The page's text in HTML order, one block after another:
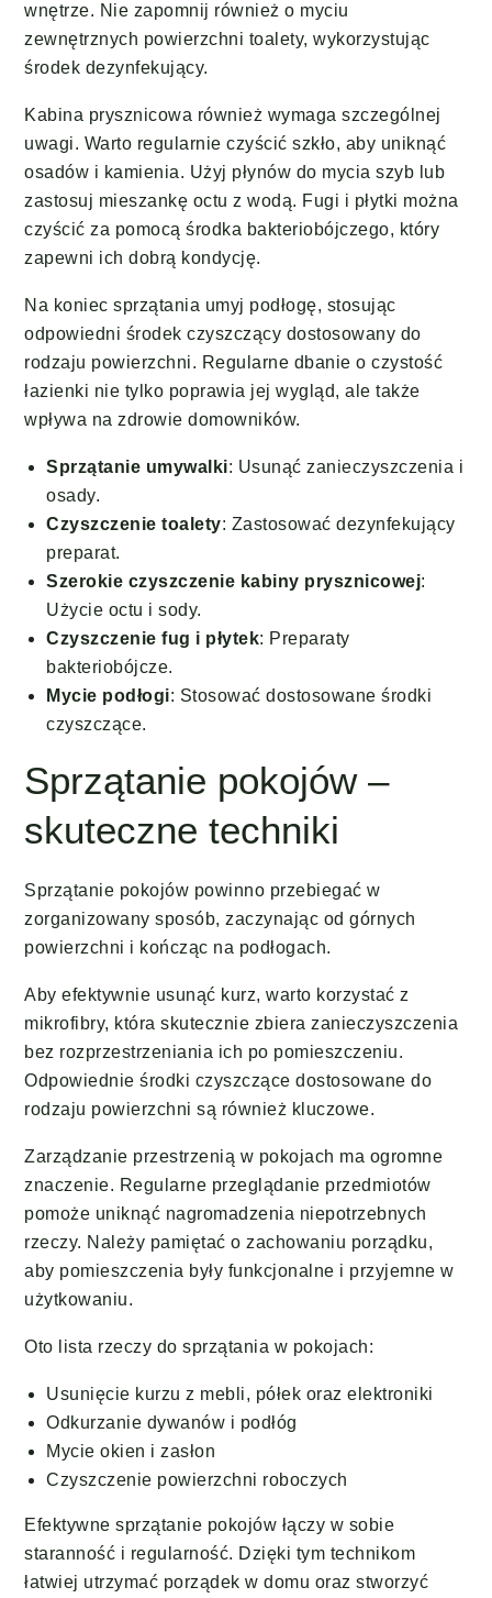
wnętrze. Nie zapomnij również o myciu
zewnętrznych powierzchni toalety, wykorzystując
środek dezynfekujący.
Kabina prysznicowa również wymaga szczególnej
uwagi. Warto regularnie czyścić szkło, aby uniknąć
osadów i kamienia. Użyj płynów do mycia szyb lub
zastosuj mieszankę octu z wodą. Fugi i płytki można
czyścić za pomocą środka bakteriobójczego, który
zapewni ich dobrą kondycję.
Na koniec sprzątania umyj podłogę, stosując
odpowiedni środek czyszczący dostosowany do
rodzaju powierzchni. Regularne dbanie o czystość
łazienki nie tylko poprawia jej wygląd, ale także
wpływa na zdrowie domowników.
Sprzątanie umywalki: Usunąć zanieczyszczenia i
osady.
Czyszczenie toalety: Zastosować dezynfekujący
preparat.
Szerokie czyszczenie kabiny prysznicowej:
Użycie octu i sody.
Czyszczenie fug i płytek: Preparaty
bakteriobójcze.
Mycie podłogi: Stosować dostosowane środki
czyszczące.
Sprzątanie pokojów –
skuteczne techniki
Sprzątanie pokojów powinno przebiegać w
zorganizowany sposób, zaczynając od górnych
powierzchni i kończąc na podłogach.
Aby efektywnie usunąć kurz, warto korzystać z
mikrofibry, która skutecznie zbiera zanieczyszczenia
bez rozprzestrzeniania ich po pomieszczeniu.
Odpowiednie środki czyszczące dostosowane do
rodzaju powierzchni są również kluczowe.
Zarządzanie przestrzenią w pokojach ma ogromne
znaczenie. Regularne przeglądanie przedmiotów
pomoże uniknąć nagromadzenia niepotrzebnych
rzeczy. Należy pamiętać o zachowaniu porządku,
aby pomieszczenia były funkcjonalne i przyjemne w
użytkowaniu.
Oto lista rzeczy do sprzątania w pokojach:
Usunięcie kurzu z mebli, półek oraz elektroniki
Odkurzanie dywanów i podłóg
Mycie okien i zasłon
Czyszczenie powierzchni roboczych
Efektywne sprzątanie pokojów łączy w sobie
staranność i regularność. Dzięki tym technikom
łatwiej utrzymać porządek w domu oraz stworzyć